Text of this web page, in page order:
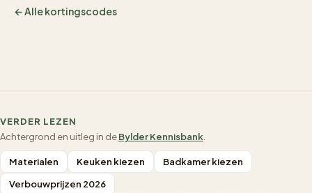
← Alle kortingscodes
VERDER LEZEN
Achtergrond en uitleg in deBylder Kennisbank
Materialen Keuken kiezen
Badkamer kiezen
Verbouwprijzen 2026